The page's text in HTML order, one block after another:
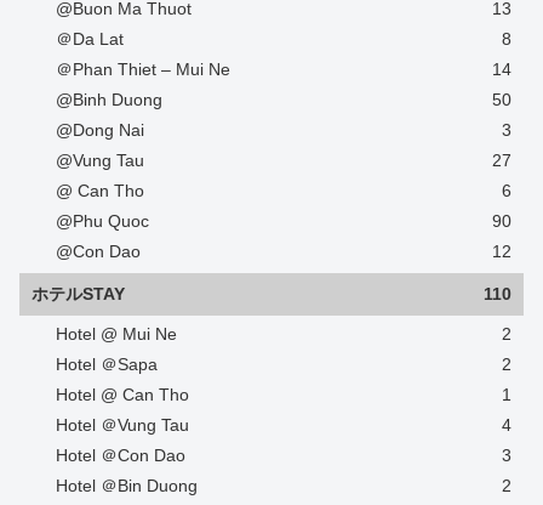
@Buon Ma Thuot
13
＠Da Lat
8
＠Phan Thiet – Mui Ne
14
@Binh Duong
50
@Dong Nai
3
@Vung Tau
27
@ Can Tho
6
@Phu Quoc
90
@Con Dao
12
ホテルSTAY 110
Hotel @ Mui Ne
2
Hotel ＠Sapa
2
Hotel @ Can Tho
1
Hotel ＠Vung Tau
4
Hotel ＠Con Dao
3
Hotel ＠Bin Duong
2